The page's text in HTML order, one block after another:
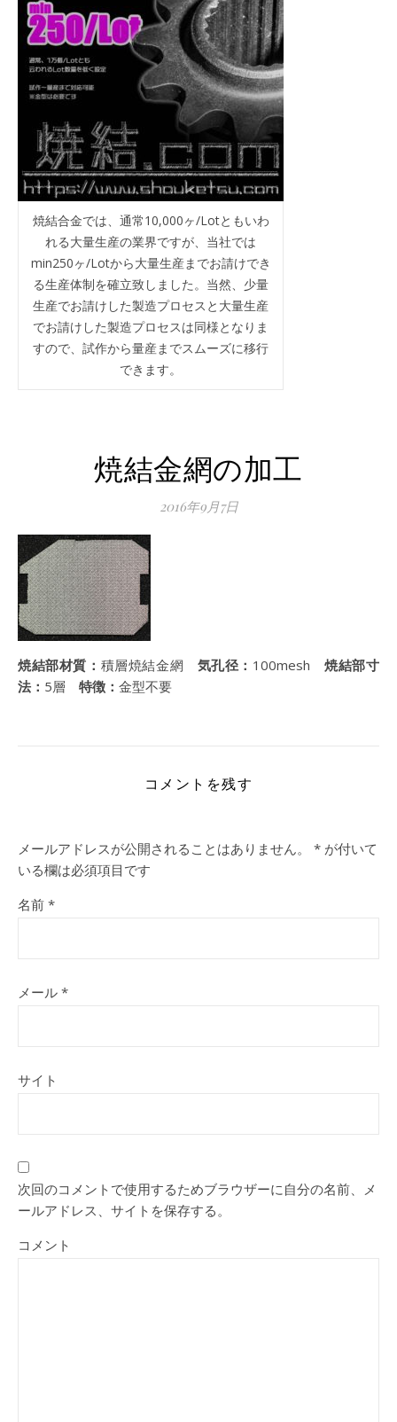
焼結合金では、通常10,000ヶ/Lotともいわ
れる大量生産の業界ですが、当社では
min250ヶ/Lotから大量生産までお請けでき
る生産体制を確立致しました。当然、少量
生産でお請けした製造プロセスと大量生産
でお請けした製造プロセスは同様となりま
すので、試作から量産までスムーズに移行
できます。
焼結金網の加工
2016年9月7日
焼結部材質： 積層焼結金網 気孔径： 100mesh焼結部寸
法： 5層 特徴： 金型不要
コメントを残す
メールアドレスが公開されることはありません。 * が付いて
いる欄は必須項目です
名前 *
メール *
サイト
次回のコメントで使用するためブラウザーに自分の名前、メ
ールアドレス、サイトを保存する。
コメント